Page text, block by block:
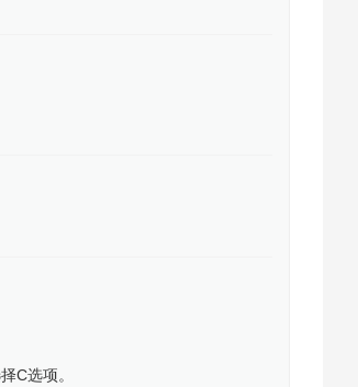
C选项。